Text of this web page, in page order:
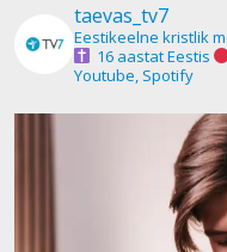
taevas_tv7
Eestikeelne kristlik
16 aastat Eestis
Youtube, Spotify